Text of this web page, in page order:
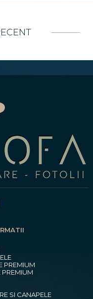
PREMIUM
PREMIUM
SI CANAPELE